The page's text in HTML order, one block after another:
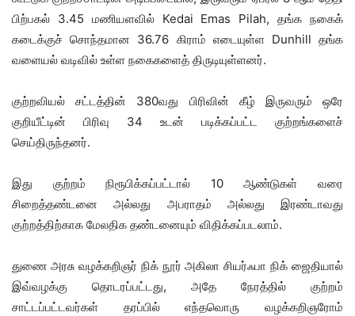
பிற்பகல் 3.45 மணியளவில் Kedai Emas Pilah, தங்க நகைக்
கடைக்குச் சொந்தமான 36.76 கிராம் எடையுள்ள Dunhill தங்க
வளையல் வடிவில் உள்ள நகைகளைத் திருடியுள்ளனர்.
குற்றவியல் சட்டத்தின் 380வது பிரிவின் கீழ் இருவரும் ஒரே
குறியீட்டின் பிரிவு 34 உடன் படிக்கப்பட்ட குற்றங்களைச்
செய்திருந்தனர்.
இது குற்றம் நிரூபிக்கப்பட்டால் 10 ஆண்டுகள் வரை
சிறைத்தண்டனை அல்லது அபராதம் அல்லது இரண்டாவது
குற்றத்திற்காக மேலதிக தண்டனையும் விதிக்கப்படலாம்.
துணை அரசு வழக்கறிஞர் நிக் நூர் அகிலா சியர்ஃபா நிக் ஜைதியால்
இவ்வழக்கு தொடரப்பட்டது, அதே நேரத்தில் குற்றம்
சாட்டப்பட்டவர்கள் தரப்பில் எந்தவொரு வழக்கறிஞரோம்